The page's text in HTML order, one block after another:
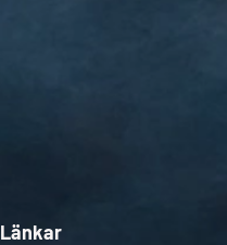
Länkar